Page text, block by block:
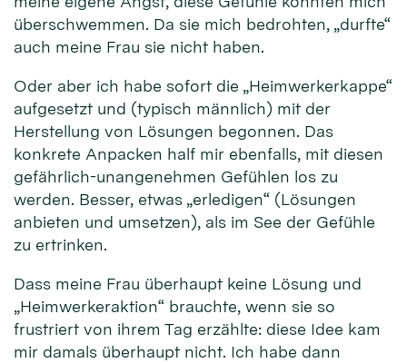
überschwemmen. Da sie mich bedrohten, „durfte“
auch meine Frau sie nicht haben.
Oder aber ich habe sofort die „Heimwerkerkappe“
aufgesetzt und (typisch männlich) mit der
Herstellung von Lösungen begonnen. Das
konkrete Anpacken half mir ebenfalls, mit diesen
gefährlich-unangenehmen Gefühlen los zu
werden. Besser, etwas „erledigen“ (Lösungen
anbieten und umsetzen), als im See der Gefühle
zu ertrinken.
Dass meine Frau überhaupt keine Lösung und
„Heimwerkeraktion“ brauchte, wenn sie so
frustriert von ihrem Tag erzählte: diese Idee kam
mir damals überhaupt nicht. Ich habe dann